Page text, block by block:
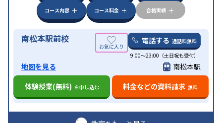
コース内容
コース料金 合格実績
南松本駅前校 電話する 通話料無料
9:00～23:00（土日祝も受付）
地図を見る
南松本駅
体験授業(無料) を申し込む 料金などの資料請求 無料